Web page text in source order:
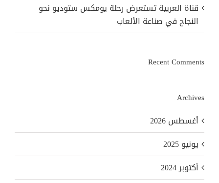
قناة العربية تستعرض رحلة يومكس ستوديو نحو
النجاح في صناعة الألعاب
Recent Comments
Archives
أغسطس 2026
يونيو 2025
أكتوبر 2024